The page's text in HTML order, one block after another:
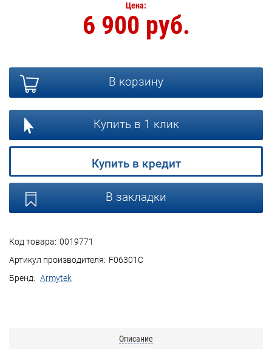
Код товара: 0019771
Артикул производителя: F06301C
Бренд: Armytek
Цена:
6 900 руб.
В корзину
Купить в 1 клик
Купить в кредит
В закладки
Описание